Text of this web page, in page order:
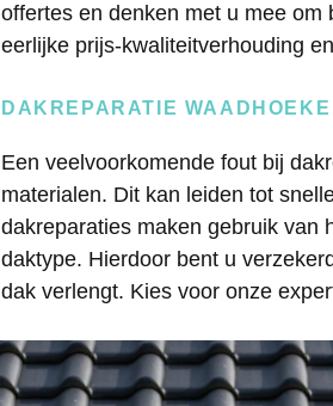
offertes en denken met u mee
eerlijke prijs-kwaliteitverhouding
DAKREPARATIE WAADHOEKE
Een veelvoorkomende fout bij
materialen. Dit kan leiden tot
dakreparaties maken gebruik van
daktype. Hierdoor bent u
dak verlengt. Kies voor onze